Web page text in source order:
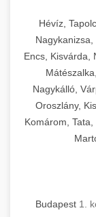
Hévíz,
Encs, Kisvárda,
Nagykálló,
Oroszlány,
Komárom,
Budapest 1.